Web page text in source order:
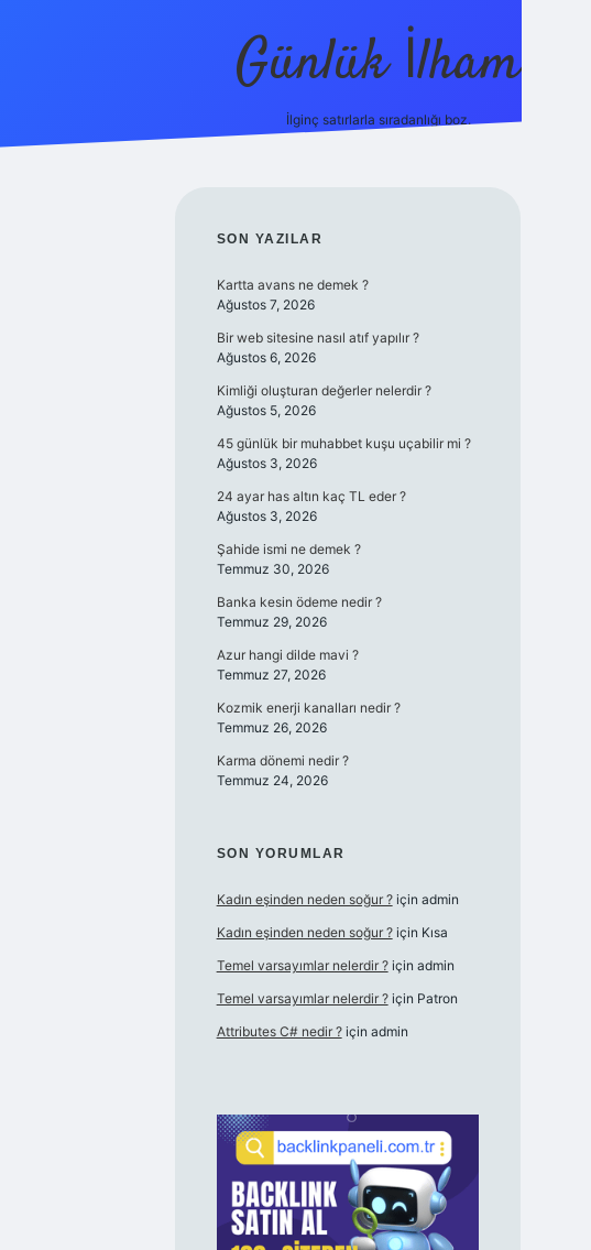
Günlük İlham
İlginç satırlarla sıradanlığı boz.
SIDEBAR
SON YAZILAR
Kartta avans ne demek ?
Ağustos 7, 2026
Bir web sitesine nasıl atıf yapılır ?
Ağustos 6, 2026
Kimliği oluşturan değerler nelerdir ?
Ağustos 5, 2026
45 günlük bir muhabbet kuşu uçabilir mi ?
Ağustos 3, 2026
24 ayar has altın kaç TL eder ?
Ağustos 3, 2026
Şahide ismi ne demek ?
Temmuz 30, 2026
Banka kesin ödeme nedir ?
Temmuz 29, 2026
Azur hangi dilde mavi ?
Temmuz 27, 2026
Kozmik enerji kanalları nedir ?
Temmuz 26, 2026
Karma dönemi nedir ?
Temmuz 24, 2026
SON YORUMLAR
Kadın eşinden neden soğur ?için admin
Kadın eşinden neden soğur ?için Kısa
Temel varsayımlar nelerdir ?için admin
Temel varsayımlar nelerdir ?için Patron
Attributes C# nedir ?için admin